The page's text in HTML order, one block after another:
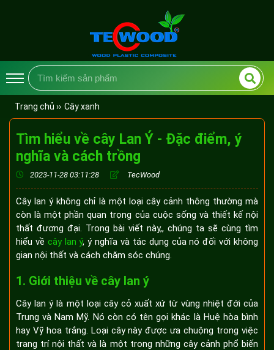
Trang chủ ›› Cây xanh
Tìm hiểu về cây Lan Ý - Đặc điểm, ý
nghĩa và cách trồng
2023-11-28 03:11:28 TecWood
Cây lan ý không chỉ là một loại cây cảnh thông thường mà
còn là một phần quan trọng của cuộc sống và thiết kế nội
thất đương đại. Trong bài viết này,, chúng ta sẽ cùng tìm
hiểu về cây lan ý, ý nghĩa và tác dụng của nó đối với không
gian nội thất và cách chăm sóc chúng.
1. Giới thiệu về cây lan ý
Cây lan ý là một loại cây cỏ xuất xứ từ vùng nhiệt đới của
Trung và Nam Mỹ. Nó còn có tên gọi khác là Huệ hòa bình
hay Vỹ hoa trắng. Loại cây này được ưa chuộng trong việc
trang trí nội thất và là một trong những cây cảnh phổ biến